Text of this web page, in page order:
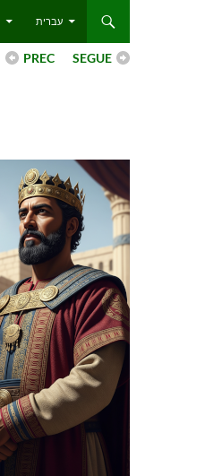
עברית
SEGUE
PREC